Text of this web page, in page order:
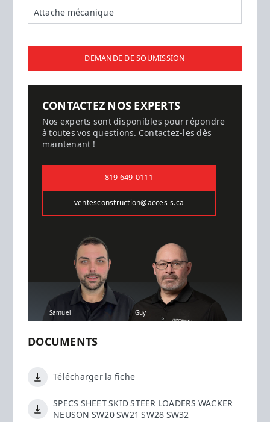
Attache mécanique
DEMANDE DE SOUMISSION
CONTACTEZ NOS EXPERTS
Nos experts sont disponibles pour répondre
à toutes vos questions. Contactez-les dès
maintenant !
819 649-0111
ventesconstruction@acces-s.ca
Samuel Guy
DOCUMENTS
Télécharger la fiche
SPECS SHEET SKID STEER LOADERS WACKER
NEUSON SW20 SW21 SW28 SW32